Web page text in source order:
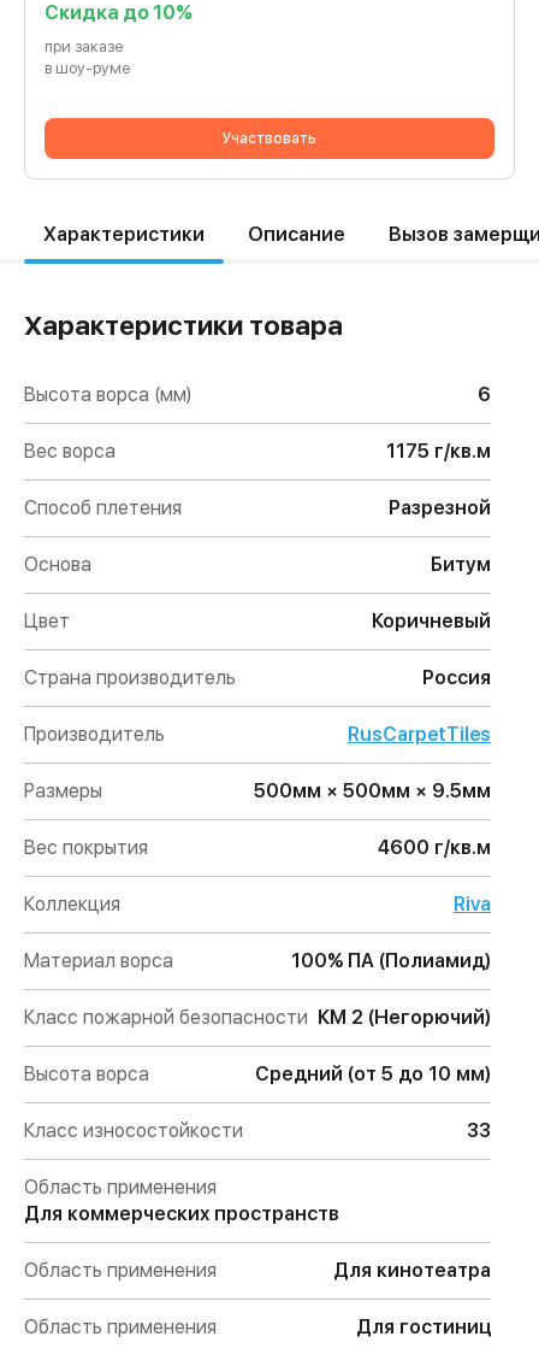
Cкидка до 10%
при заказе
в шоу-руме
Участвовать
Характеристики Описание Вызов
Характеристики товара
Высота ворса (мм) 6
Вес ворса 1175 г/кв.м
Способ плетения Разрезной
Основа Битум
Цвет Коричневый
Страна производитель Россия
Производитель RusCarpetTiles
Размеры 500мм × 500мм × 9.5мм
Вес покрытия 4600 г/кв.м
Коллекция Riva
Материал ворса 100% ПА (Полиамид)
Класс пожарной безопасности КМ 2 (Негорючий)
Высота ворса Средний (от 5 до 10 мм)
Класс износостойкости 33
Область применения
Для коммерческих пространств
Область применения Для кинотеатра
Область применения Для гостиниц